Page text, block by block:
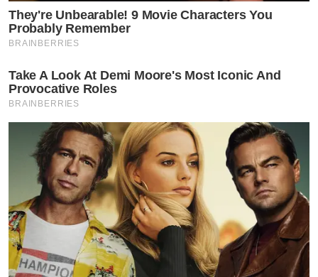
They're Unbearable! 9 Movie Characters You
Probably Remember
BRAINBERRIES
Take A Look At Demi Moore's Most Iconic And
Provocative Roles
BRAINBERRIES